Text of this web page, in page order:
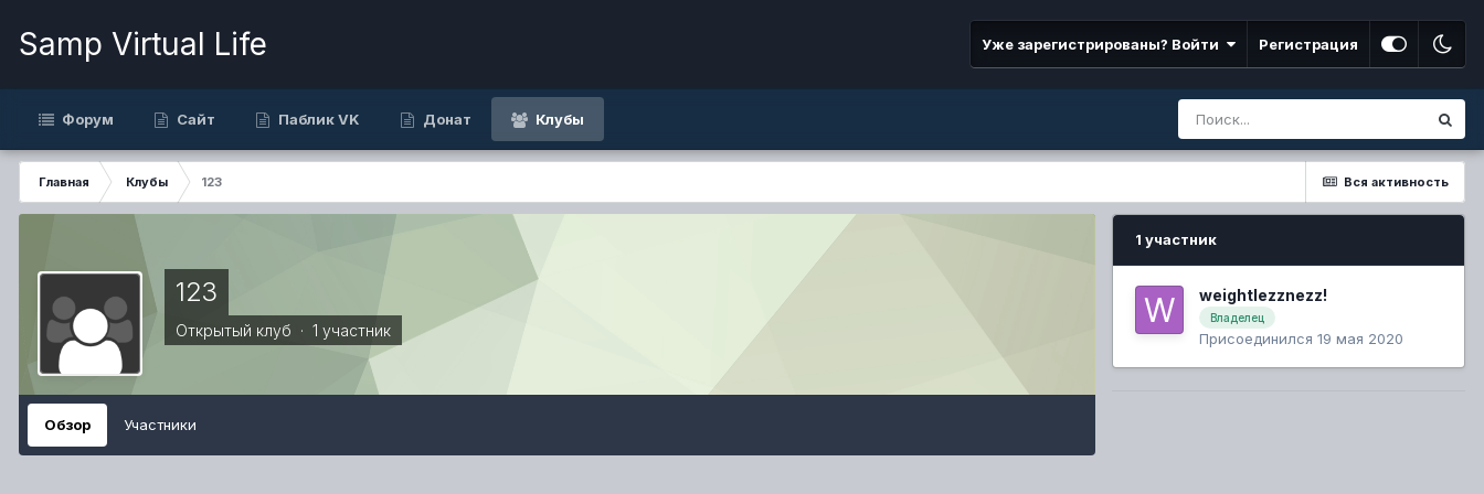
Samp Virtual Life Уже зарегистрированы? Войти Регистрация
Форум Сайт Паблик VK Донат Клубы
Вся активность
Главная Клубы 123
123
Открытый клуб · 1 участник
Обзор Участники
1 участник
weightlezznezz!
Владелец
Присоединился 19 мая 2020